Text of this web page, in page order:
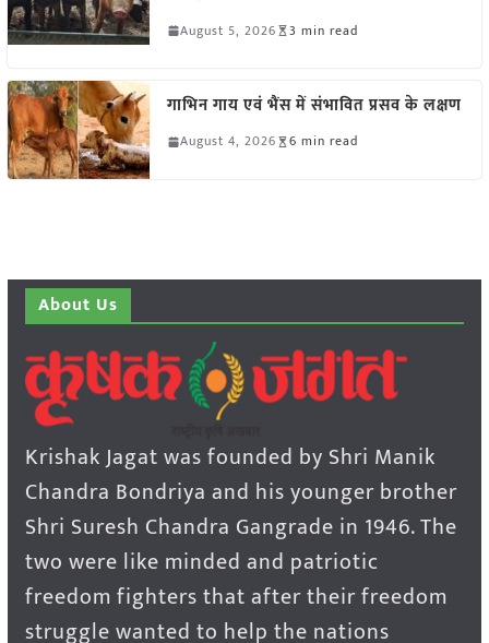
August 5, 2026 3 min read
गाभिन गाय एवं भैंस में संभावित प्रसव के लक्षण
August 4, 2026 6 min read
About Us
Krishak Jagat was founded by Shri Manik
Chandra Bondriya and his younger brother
Shri Suresh Chandra Gangrade in 1946. The
two were like minded and patriotic
freedom fighters that after their freedom
struggle wanted to help the nations